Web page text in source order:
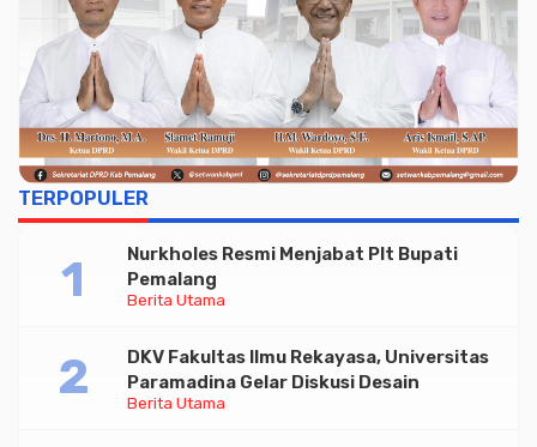
TERPOPULER
Berita Utama
Nurkholes Resmi Menjabat Plt Bupati
Pemalang
Berita Utama
DKV Fakultas Ilmu Rekayasa, Universitas
Paramadina Gelar Diskusi Desain